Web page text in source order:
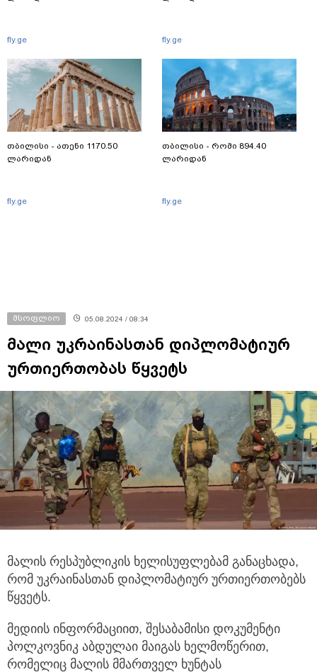
fly.ge
თბილისი - ათენი 1170.50
ლარიდან
fly.ge
fly.ge
თბილისი - რომი 894.40
ლარიდან
fly.ge
მსოფლიო 05.08.2024 / 08:34
მალი უკრაინასთან დიპლომატიურ
ურთიერთობას წყვეტს
მალის რესპუბლიკის ხელისუფლებამ განაცხადა,
რომ უკრაინასთან დიპლომატიურ ურთიერთობებს
წყვეტს.
მედიის ინფორმაციით, შესაბამისი დოკუმენტი
პოლკოვნიკ აბდულაი მაიგას ხელმოწერით,
რომელიც მალის მმართველ ხუნტას